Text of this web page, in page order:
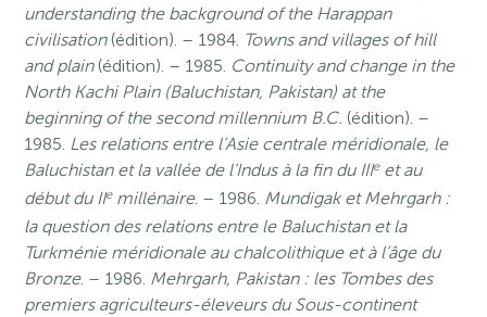
understanding the background of the Harappan
civilisation(édition). – 1984. Towns and villages of hill
and plain (édition). – 1985. Continuity and change in the
North Kachi Plain (Baluchistan, Pakistan) at the
beginning of the second millennium B.C. (édition). –
1985. Les relations entre l’Asie centrale méridionale, le
Baluchistan et la vallée de l’Indus à la fin du IIIeet au
début du IIemillénaire. – 1986. Mundigak et Mehrgarh :
la question des relations entre le Baluchistan et la
Turkménie méridionale au chalcolithique et à l’âge du
Bronze. – 1986. Mehrgarh, Pakistan : les Tombes des
premiers agriculteurs-éleveurs du Sous-continent